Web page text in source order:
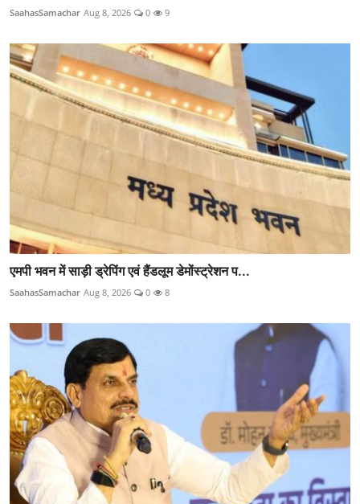
SaahasSamachar Aug 8, 2026 0 9
एमपी भवन में साड़ी ड्रेपिंग एवं हैंडलूम डेमोंस्ट्रेशन प...
SaahasSamachar Aug 8, 2026 0 8